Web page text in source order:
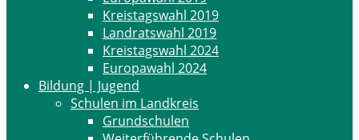
Kreistagswahl 2019
Landratswahl 2019
Kreistagswahl 2024
Europawahl 2024
Bildung | Jugend
Schulen im Landkreis
Grundschulen